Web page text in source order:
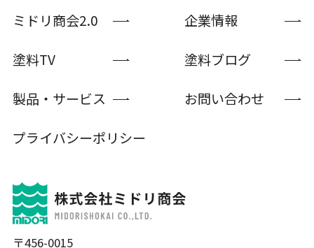
〒456-0015
ミドリ商会2.0
企業情報
塗料TV
塗料ブログ
製品・サービス
お問い合わせ
プライバシーポリシー